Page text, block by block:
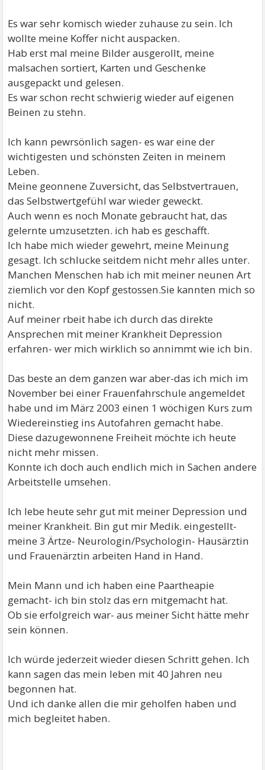
Es war sehr komisch wieder zuhause zu sein. Ich
wollte meine Koffer nicht auspacken.
Hab erst mal meine Bilder ausgerollt, meine
malsachen sortiert, Karten und Geschenke
ausgepackt und gelesen.
Es war schon recht schwierig wieder auf eigenen
Beinen zu stehn.
Ich kann pewrsönlich sagen- es war eine der
wichtigesten und schönsten Zeiten in meinem
Leben.
Meine geonnene Zuversicht, das Selbstvertrauen,
das Selbstwertgefühl war wieder geweckt.
Auch wenn es noch Monate gebraucht hat, das
gelernte umzusetzten. ich hab es geschafft.
Ich habe mich wieder gewehrt, meine Meinung
gesagt. Ich schlucke seitdem nicht mehr alles unter.
Manchen Menschen hab ich mit meiner neunen Art
ziemlich vor den Kopf gestossen.Sie kannten mich so
nicht.
Auf meiner rbeit habe ich durch das direkte
Ansprechen mit meiner Krankheit Depression
erfahren- wer mich wirklich so annimmt wie ich bin.
Das beste an dem ganzen war aber-das ich mich im
November bei einer Frauenfahrschule angemeldet
habe und im März 2003 einen 1 wöchigen Kurs zum
Wiedereinstieg ins Autofahren gemacht habe.
Diese dazugewonnene Freiheit möchte ich heute
nicht mehr missen.
Konnte ich doch auch endlich mich in Sachen andere
Arbeitstelle umsehen.
Ich lebe heute sehr gut mit meiner Depression und
meiner Krankheit. Bin gut mir Medik. eingestellt-
meine 3 Ärtze- Neurologin/Psychologin- Hausärztin
und Frauenärztin arbeiten Hand in Hand.
Mein Mann und ich haben eine Paartheapie
gemacht- ich bin stolz das ern mitgemacht hat.
Ob sie erfolgreich war- aus meiner Sicht hätte mehr
sein können.
Ich würde jederzeit wieder diesen Schritt gehen. Ich
kann sagen das mein leben mit 40 Jahren neu
begonnen hat.
Und ich danke allen die mir geholfen haben und
mich begleitet haben.